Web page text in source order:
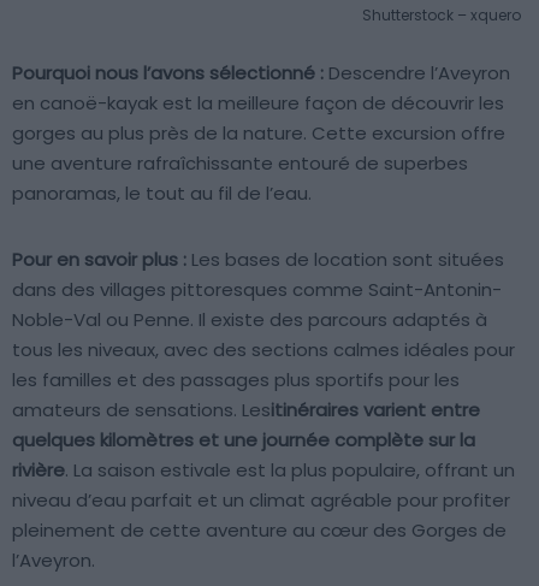
Shutterstock – xquero
Pourquoi nous l’avons sélectionné : Descendre l’Aveyron
en canoë-kayak est la meilleure façon de découvrir les
gorges au plus près de la nature. Cette excursion offre
une aventure rafraîchissante entouré de superbes
panoramas, le tout au fil de l’eau.
Pour en savoir plus : Les bases de location sont situées
dans des villages pittoresques comme Saint-Antonin-
Noble-Val ou Penne. Il existe des parcours adaptés à
tous les niveaux, avec des sections calmes idéales pour
les familles et des passages plus sportifs pour les
amateurs de sensations. Lesitinéraires varient entre
quelques kilomètres et une journée complète sur la
rivière. La saison estivale est la plus populaire, offrant un
niveau d’eau parfait et un climat agréable pour profiter
pleinement de cette aventure au cœur des Gorges de
l’Aveyron.